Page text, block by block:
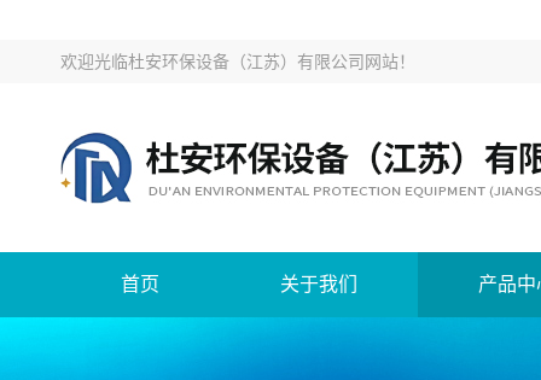
欢迎光临杜安环保设备（江苏）有限公司网站！
首页 关于我们 产品中